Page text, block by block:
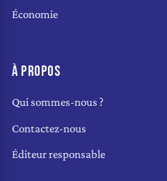
Économie
À PROPOS
Qui sommes-nous ?
Contactez-nous
Éditeur responsable